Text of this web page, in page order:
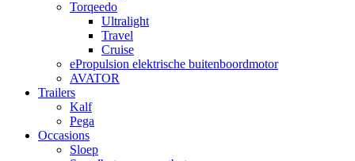
Torqeedo
Ultralight
Travel
Cruise
ePropulsion elektrische buitenboordmotor
AVATOR
Trailers
Kalf
Pega
Occasions
Sloep